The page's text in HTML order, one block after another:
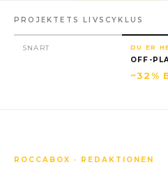
PROJEKTETS LIVSCYKLUS
SNART DU ER
OFF-
~32%
ROCCABOX · REDAKTIONEN